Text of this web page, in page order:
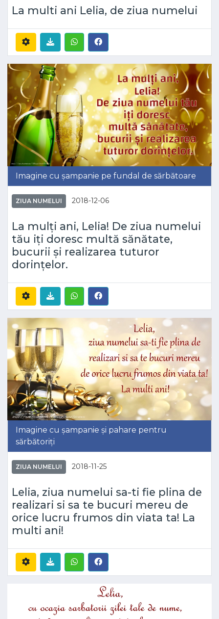
La multi ani Lelia, de ziua numelui
Imagine cu șampanie pe fundal de sărbătoare
ZIUA NUMELUI 2018-12-06
La mulți ani, Lelia! De ziua numelui
tău iți doresc multă sănătate,
bucurii și realizarea tuturor
dorințelor.
Imagine cu șampanie și pahare pentru
sărbătoriți
ZIUA NUMELUI 2018-11-25
Lelia, ziua numelui sa-ti fie plina de
realizari si sa te bucuri mereu de
orice lucru frumos din viata ta! La
multi ani!